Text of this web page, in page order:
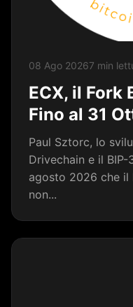
08 Ago 20267 min
ECX, il Fork
Fino al 31
Paul Sztorc, lo
Drivechain e il
agosto 2026 che il
non...